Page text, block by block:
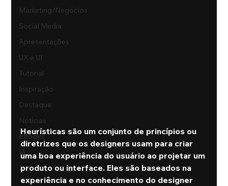
Marketing/Negócios
Social Media
Apresentações
UX e UI
Tutorial
Inspiração
Destaque
Notícias
eBooks
IA
Heurísticas são um conjunto de princípios ou
diretrizes que os designers usam para criar
uma boa experiência do usuário ao projetar um
produto ou interface. Eles são baseados na
experiência e no conhecimento do designer